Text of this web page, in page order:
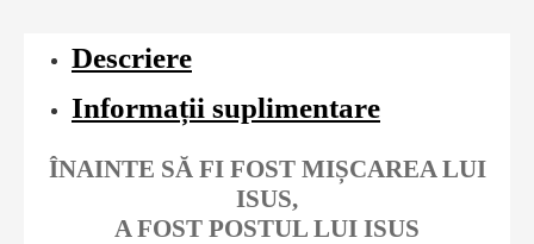
Descriere
Informații suplimentare
ÎNAINTE SĂ FI FOST MIȘCAREA LUI
ISUS,
A FOST POSTUL LUI ISUS